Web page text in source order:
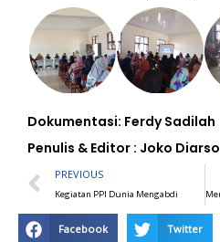
Dokumentasi: Ferdy Sadilah
Penulis & Editor : Joko Diarso
Prev
PREVIOUS
Kegiatan PPI Dunia Mengabdi
Facebook Twitter